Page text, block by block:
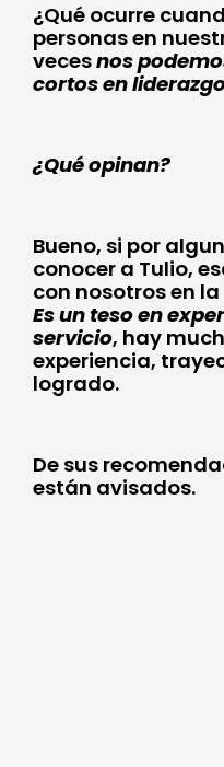
¿Qué ocurre
personas en
vecesnos
cortos en
¿Qué opinan?
Bueno, si por
conocer a Tulio,
con nosotros en la
Es un teso en
servicio, hay
experiencia,
logrado.
De sus
están avisados.